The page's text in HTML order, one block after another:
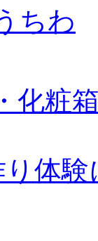
ちわ
化粧
り体